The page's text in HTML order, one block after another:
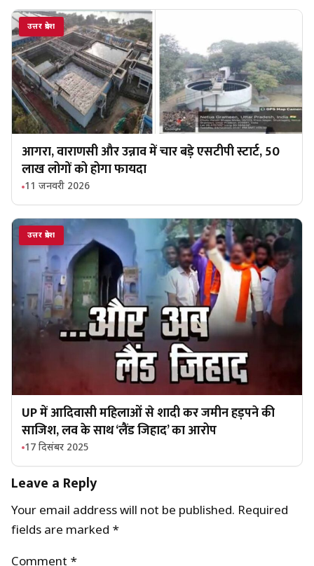
उत्तर प्रदेश
आगरा, वाराणसी और उन्नाव में चार बड़े एसटीपी स्टार्ट, 50
लाख लोगों को होगा फायदा
11 जनवरी 2026
उत्तर प्रदेश
UP में आदिवासी महिलाओं से शादी कर जमीन हड़पने की
साजिश, लव के साथ ‘लैंड जिहाद’ का आरोप
17 दिसंबर 2025
Leave a Reply
Your email address will not be published. Required
fields are marked *
Comment *